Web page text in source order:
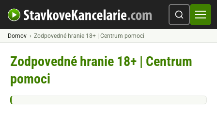
Domov Zodpovedné hranie 18+ | Centrum pomoci
Zodpovedné hranie 18+ | Centrum
pomoci